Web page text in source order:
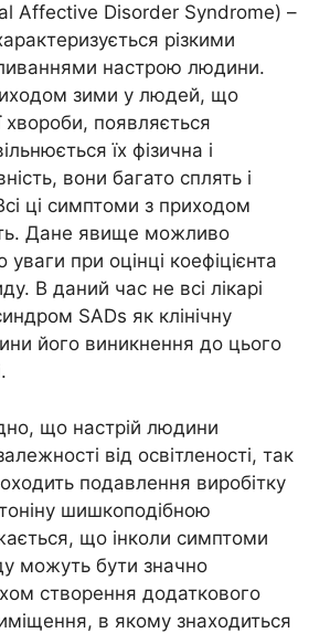
Affective Disorder Syndrome) –
різкими
настрою людини.
зими у людей, що
хвороби, появляється
їх фізична і
вони багато сплять і
ці симптоми з приходом
Дане явище можливо
при оцінці коефіцієнта
В даний час не всі лікарі
SADs як клінічну
його виникнення до цього
що настрій людини
від освітленості, так
подавлення виробітку
шишкоподібною
що інколи симптоми
можуть бути значно
створення додаткового
в якому знаходиться